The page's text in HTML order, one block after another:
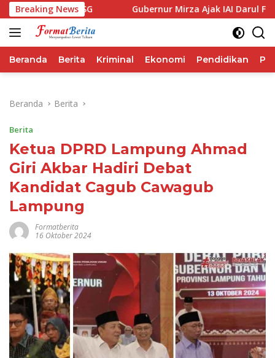
Langsung
ke
konten
Breaking News
IHSG Gubernur Mirza Ajak IAI Darul Fattah
Beranda Berita Kriminal Ekonomi Pendidikan
Beranda Berita
Berita
Ketua DPRD Lampung Ahmad
Giri Akbar Hadiri Debat
Kandidat Cagub Cawagub
Lampung
Formatberita
16 Oktober 2024